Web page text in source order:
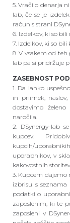
5. Vračilo denarja
lab, če se je
račun s strani
6. Izdelkov, ki so
7. Izdelkov, ki so
8. V vsakem od
lab pa si pridržuje
ZASEBNOST
1. Da lahko
in priimek,
dostavimo
naročila.
2. DSynergy-lab
kupcev.
kupcih/
uporabnikov, v
kakovostnih
3. Kupcem
izbrisu s seznama
podatki o
zaposlenim, ki te
zaposleni v